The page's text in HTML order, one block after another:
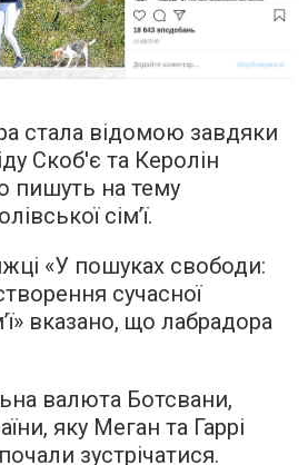
стала відомою завдяки
Скоб'є та Керолін
пишуть на тему
сім’ї.
«У пошуках свободи:
сучасної
вказано, що лабрадора
валюта Ботсвани,
яку Меган та Гаррі
зустрічатися.